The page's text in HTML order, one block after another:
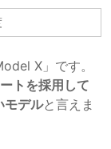
X」です。
トを採用して
モデルと言えま